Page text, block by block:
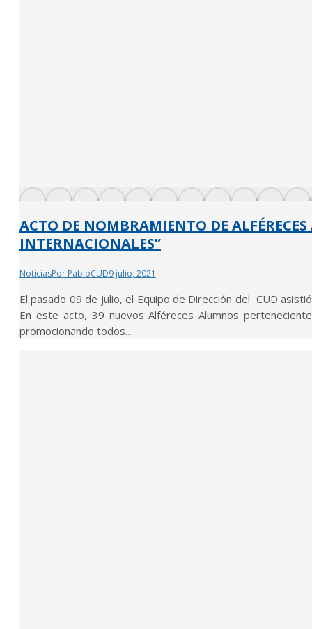
ACTO DE NOMBRAMIENTO DE
INTERNACIONALES”
NoticiasPor PabloCUD9 julio, 2021
El pasado 09 de julio, el Equipo de Dirección del CUD
En este acto, 39 nuevos Alféreces Alumnos
promocionando todos…